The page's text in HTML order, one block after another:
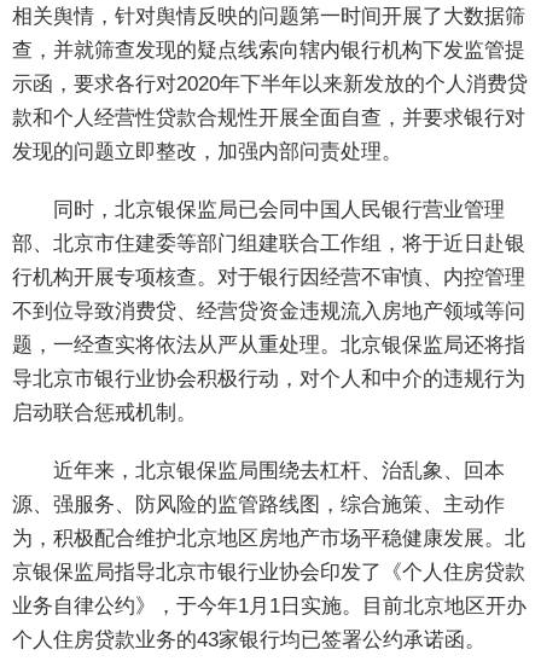
相关舆情，针对舆情反映的问题第一时间开展了大数据筛
查，并就筛查发现的疑点线索向辖内银行机构下发监管提
示函，要求各行对2020年下半年以来新发放的个人消费贷
款和个人经营性贷款合规性开展全面自查，并要求银行对
发现的问题立即整改，加强内部问责处理。
同时，北京银保监局已会同中国人民银行营业管理
部、北京市住建委等部门组建联合工作组，将于近日赴银
行机构开展专项核查。对于银行因经营不审慎、内控管理
不到位导致消费贷、经营贷资金违规流入房地产领域等问
题，一经查实将依法从严从重处理。北京银保监局还将指
导北京市银行业协会积极行动，对个人和中介的违规行为
启动联合惩戒机制。
近年来，北京银保监局围绕去杠杆、治乱象、回本
源、强服务、防风险的监管路线图，综合施策、主动作
为，积极配合维护北京地区房地产市场平稳健康发展。北
京银保监局指导北京市银行业协会印发了《个人住房贷款
业务自律公约》，于今年1月1日实施。目前北京地区开办
个人住房贷款业务的43家银行均已签署公约承诺函。